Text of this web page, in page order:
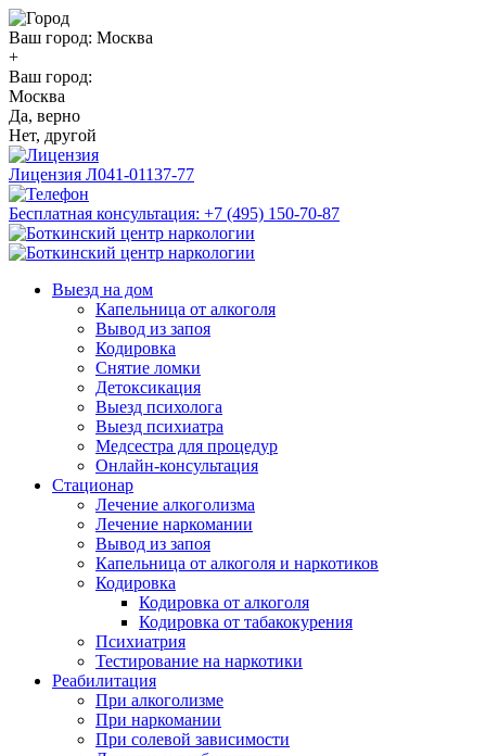
Ваш город: Москва
+
Ваш город:
Москва
Да, верно
Нет, другой
Лицензия Л041-01137-77
Бесплатная консультация: +7 (495) 150-70-87
Выезд на дом
Капельница от алкоголя
Вывод из запоя
Кодировка
Снятие ломки
Детоксикация
Выезд психолога
Выезд психиатра
Медсестра для процедур
Онлайн-консультация
Стационар
Лечение алкоголизма
Лечение наркомании
Вывод из запоя
Капельница от алкоголя и наркотиков
Кодировка
Кодировка от алкоголя
Кодировка от табакокурения
Психиатрия
Тестирование на наркотики
Реабилитация
При алкоголизме
При наркомании
При солевой зависимости